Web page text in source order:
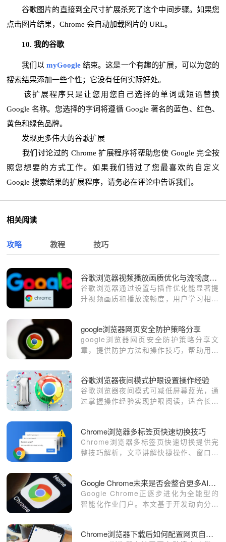
谷歌图片的直接到全尺寸扩展杀死了这个中间步骤。如果您
点击图片结果，Chrome 会自动加载图片的 URL。
10. 我的谷歌
我们以 myGoogle 结束。这是一个有趣的扩展，可以为您的
搜索结果添加一些个性；它没有任何实际好处。
该扩展程序只是让您用您自己选择的单词或短语替换
Google 名称。您选择的字词将遵循 Google 著名的蓝色、红色、
黄色和绿色品牌。
发现更多伟大的谷歌扩展
我们讨论过的 Chrome 扩展程序将帮助您使 Google 完全按
照您想要的方式工作。如果我们错过了您最喜欢的自定义
Google 搜索结果的扩展程序，请务必在评论中告诉我们。
相关阅读
攻略 教程 技巧
谷歌浏览器视频播放画质优化与流畅度操作教程解析
谷歌浏览器通过设置与插件优化能显著提
升视频画质和播放流畅度，用户学习相关
google浏览器网页安全防护策略分享
google浏览器网页安全防护策略分享文
章，提供防护方法和操作技巧，帮助用户
谷歌浏览器夜间模式护眼设置操作经验
谷歌浏览器夜间模式可减低屏幕蓝光，通
过掌握操作经验实现护眼阅读，适合长时
Chrome浏览器多标签页快速切换技巧
Chrome浏览器多标签页快速切换提供完
整技巧解析，文章讲解快捷操作、窗口管
Google Chrome未来是否会整合更多AI工具
Google Chrome正逐步进化为全能型的
智能化作业门户。本文基于开发动向分析
的核心协作范式。
Chrome浏览器下载后如何配置网页自动填充功能